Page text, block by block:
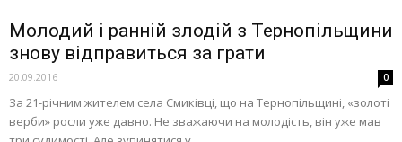
Молодий і ранній злодій з Тернопільщини
знову відправиться за грати
20.09.2016 0
За 21-річним жителем села Смиківці, що на Тернопільщині, «золоті
верби» росли уже давно. Не зважаючи на молодість, він уже мав